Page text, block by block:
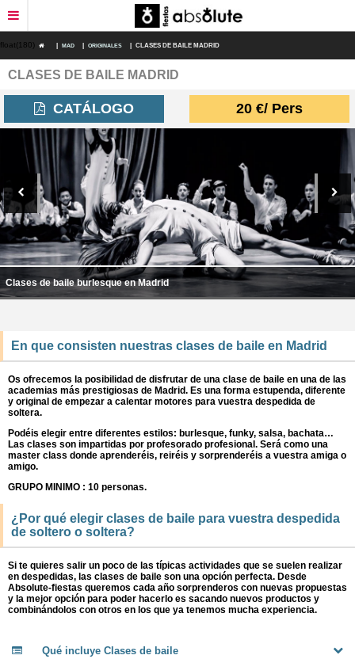
float(180) MAD ORIGINALES CLASES DE BAILE MADRID
CLASES DE BAILE MADRID
20 €/ Pers
CATÁLOGO
Clases de baile burlesque en Madrid
En que consisten nuestras clases de baile en Madrid
Os ofrecemos la posibilidad de disfrutar de una clase de baile en una de las
academias más prestigiosas de Madrid. Es una forma estupenda, diferente
y original de empezar a calentar motores para vuestra despedida de
soltera.
Podéis elegir entre diferentes estilos: burlesque, funky, salsa, bachata…
Las clases son impartidas por profesorado profesional. Será como una
master class donde aprenderéis, reiréis y sorprenderéis a vuestra amiga o
amigo.
GRUPO MINIMO : 10 personas.
¿Por qué elegir clases de baile para vuestra despedida
de soltero o soltera?
Si te quieres salir un poco de las típicas actividades que se suelen realizar
en despedidas, las clases de baile son una opción perfecta. Desde
Absolute-fiestas queremos cada año sorprenderos con nuevas propuestas
y la mejor opción para poder hacerlo es sacando nuevos productos y
combinándolos con otros en los que ya tenemos mucha experiencia.
Qué incluye Clases de baile
RESTAURANTES
DEPORTES DE AVENTURA
PLANES FIN DE SEMANA
ESPECTÁCULOS
DESPEDIDAS ORIGINALES
TRANSPORTE
PACKS DESPEDIDAS
FECHAS SEÑALADAS